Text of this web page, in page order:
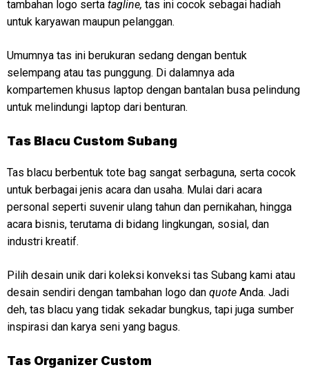
tambahan logo serta tagline, tas ini cocok sebagai hadiah
untuk karyawan maupun pelanggan.
Umumnya tas ini berukuran sedang dengan bentuk
selempang atau tas punggung. Di dalamnya ada
kompartemen khusus laptop dengan bantalan busa pelindung
untuk melindungi laptop dari benturan.
Tas Blacu Custom Subang
Tas blacu berbentuk tote bag sangat serbaguna, serta cocok
untuk berbagai jenis acara dan usaha. Mulai dari acara
personal seperti suvenir ulang tahun dan pernikahan, hingga
acara bisnis, terutama di bidang lingkungan, sosial, dan
industri kreatif.
Pilih desain unik dari koleksi konveksi tas Subang kami atau
desain sendiri dengan tambahan logo dan quote Anda. Jadi
deh, tas blacu yang tidak sekadar bungkus, tapi juga sumber
inspirasi dan karya seni yang bagus.
Tas Organizer Custom